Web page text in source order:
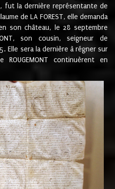
fut la dernière représentante de
de LA FOREST, elle demanda
son château, le 28 septembre
son cousin, seigneur de
Elle sera la dernière à régner sur
continuèrent en